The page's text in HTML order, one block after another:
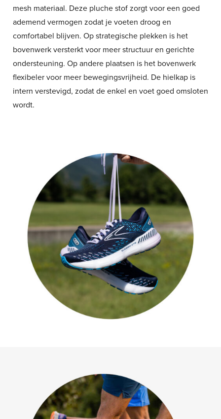
mesh materiaal. Deze pluche stof zorgt voor een goed
ademend vermogen zodat je voeten droog en
comfortabel blijven. Op strategische plekken is het
bovenwerk versterkt voor meer structuur en gerichte
ondersteuning. Op andere plaatsen is het bovenwerk
flexibeler voor meer bewegingsvrijheid. De hielkap is
intern verstevigd, zodat de enkel en voet goed omsloten
wordt.